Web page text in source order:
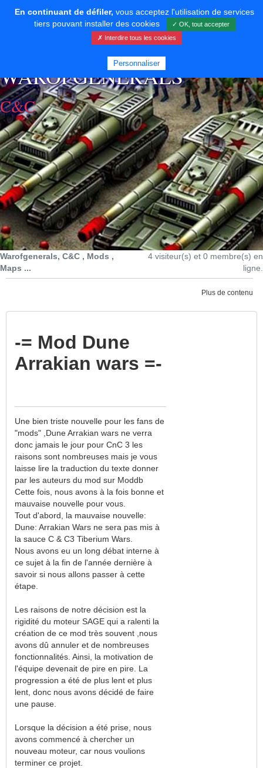
⚡ SOUTENIR LE DÉVELOPPEMENT
WAROFGENERALS
C&C
Warofgenerals, C&C , Mods ,
Maps ...
4 visiteur(s) et 0 membre(s) en
ligne.
Plus de contenu
-= Mod Dune
Arrakian wars =-
Une bien triste nouvelle pour les fans de
"mods" ,Dune Arrakian wars ne verra
donc jamais le jour pour CnC 3 les
raisons sont nombreuses mais je vous
laisse lire la traduction du texte donner
par les auteurs du mod sur Moddb
Cette fois, nous avons à la fois bonne et
mauvaise nouvelle pour vous.
Tout d'abord, la mauvaise nouvelle:
Dune: Arrakian Wars ne sera pas mis à
la sauce C & C3 Tiberium Wars.
Nous avons eu un long débat interne à
ce sujet à la fin de l'année dernière à
savoir si nous allons passer à cette
étape.
Les raisons de notre décision est la
rigidité du moteur SAGE qui a ralenti la
création de ce mod très souvent ,nous
avons dû annuler et de nombreuses
fonctionnalités. Ainsi, la motivation de
l'équipe devenait de pire en pire. La
progression a été de plus lent et plus
lent, donc nous avons décidé de faire
une pause.
Lorsque la décision a été prise, nous
avons commencé à chercher un
nouveau moteur, car nous voulions
terminer ce projet.
En continuant de défiler, vous acceptez l'utilisation de services
tiers pouvant installer des cookies
✓ OK, tout accepter
✗ Interdire tous les cookies
Personnaliser